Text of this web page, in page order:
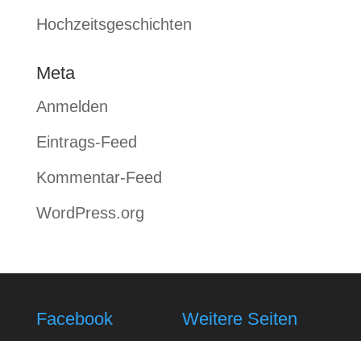
Hochzeitsgeschichten
Meta
Anmelden
Eintrags-Feed
Kommentar-Feed
WordPress.org
Facebook Weitere Seiten